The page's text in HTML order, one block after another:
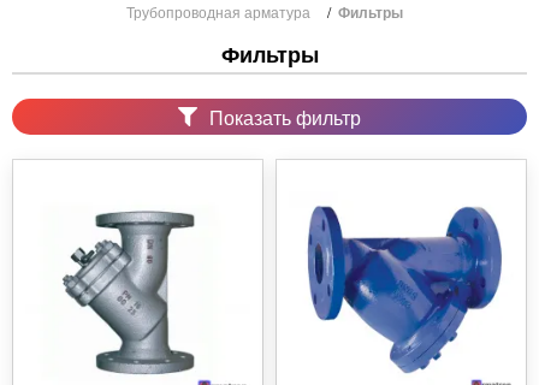
Трубопроводная арматура
/ Фильтры
Фильтры
Показать фильтр